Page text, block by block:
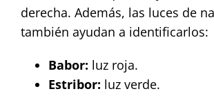
derecha. Además, las luces de
también ayudan a identificarlos:
Babor: luz roja.
Estribor: luz verde.